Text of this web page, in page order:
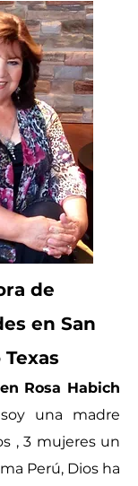
de
en San
Rosa Habich
soy una madre
, 3 mujeres un
Perú, Dios ha